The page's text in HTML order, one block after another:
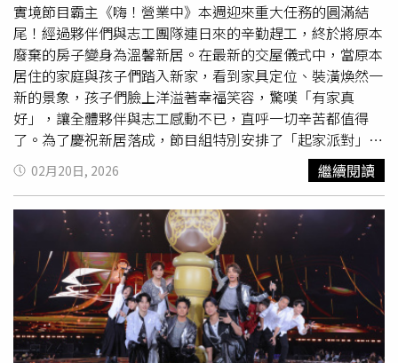
實境節目霸主《嗨！營業中》本週迎來重大任務的圓滿結
尾！經過夥伴們與志工團隊連日來的辛勤趕工，終於將原本
廢棄的房子變身為溫馨新居。在最新的交屋儀式中，當原本
居住的家庭與孩子們踏入新家，看到家具定位、裝潢煥然一
新的景象，孩子們臉上洋溢著幸福笑容，驚嘆「有家真
好」，讓全體夥伴與志工感動不已，直呼一切辛苦都值得
了。為了慶祝新居落成，節目組特別安排了「起家派對」
（取「雞」與「家」諧音，象徵起家），並迎來一位許久不
見的重量級嘉賓：金曲歌王
。當那熟悉的長髮與爽
朗笑聲伴隨著白色大卡車出現時，夥伴們興奮地衝上前擁
抱。亂彈阿翔一下車就發布任務，要帶領大家製作烤雞料理
討個好彩頭，專業級的「大仁哥」桶仔雞團隊也加入支援。
由於烤雞現場溫度過高，為了應景加上輸人不輸陣，余祥銓
拱各務孝太乾脆脫掉上衣，展現精壯肌肉，在路邊上演一場
充滿「肌情」的烤雞秀。為了娛樂大家，余祥銓、各務孝太
與鹿希派更組成了「蛋蛋三兄弟」，打扮成雞蛋人的模樣大
跳搞笑舞蹈，讓現場氣氛嗨到最高點。雖然成果美好，但過
02月20日, 2026 繼續閱讀